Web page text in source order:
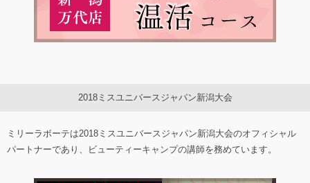
2018ミスユニバースジャパン新潟大会
ミリーラボーテは2018ミスユニバースジャパン新潟大会のオフィシャル
パートナーであり、ビューティーキャンプの講師を務めています。